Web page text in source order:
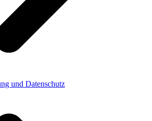
und Datenschutz